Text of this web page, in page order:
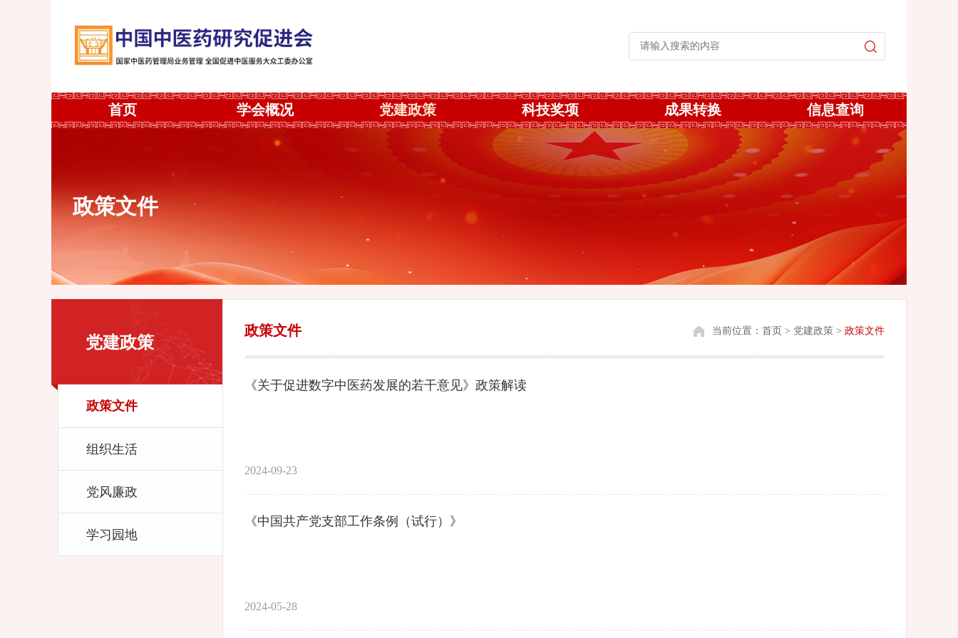
首页 学会概况 党建政策 科技奖项 成果转换 信息查询
政策文件
党建政策
政策文件
组织生活
党风廉政
学习园地
政策文件 当前位置： 首页 > 党建政策 > 政策文件
《关于促进数字中医药发展的若干意见》政策解读
2024-09-23
《中国共产党支部工作条例（试行）》
2024-05-28